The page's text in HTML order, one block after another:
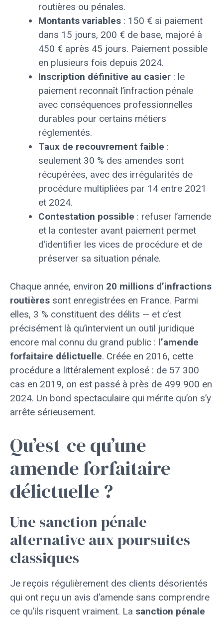
routières ou pénales.
Montants variables : 150 € si paiement
dans 15 jours, 200 € de base, majoré à
450 € après 45 jours. Paiement possible
en plusieurs fois depuis 2024.
Inscription définitive au casier : le
paiement reconnaît l’infraction pénale
avec conséquences professionnelles
durables pour certains métiers
réglementés.
Taux de recouvrement faible :
seulement 30 % des amendes sont
récupérées, avec des irrégularités de
procédure multipliées par 14 entre 2021
et 2024.
Contestation possible : refuser l’amende
et la contester avant paiement permet
d’identifier les vices de procédure et de
préserver sa situation pénale.
Chaque année, environ 20 millions d’infractions
routières sont enregistrées en France. Parmi
elles, 3 % constituent des délits — et c’est
précisément là qu’intervient un outil juridique
encore mal connu du grand public : l’amende
forfaitaire délictuelle. Créée en 2016, cette
procédure a littéralement explosé : de 57 300
cas en 2019, on est passé à près de 499 900 en
2024. Un bond spectaculaire qui mérite qu’on s’y
arrête sérieusement.
Qu’est-ce qu’une
amende forfaitaire
délictuelle ?
Une sanction pénale
alternative aux poursuites
classiques
Je reçois régulièrement des clients désorientés
qui ont reçu un avis d’amende sans comprendre
ce qu’ils risquent vraiment. La sanction pénale